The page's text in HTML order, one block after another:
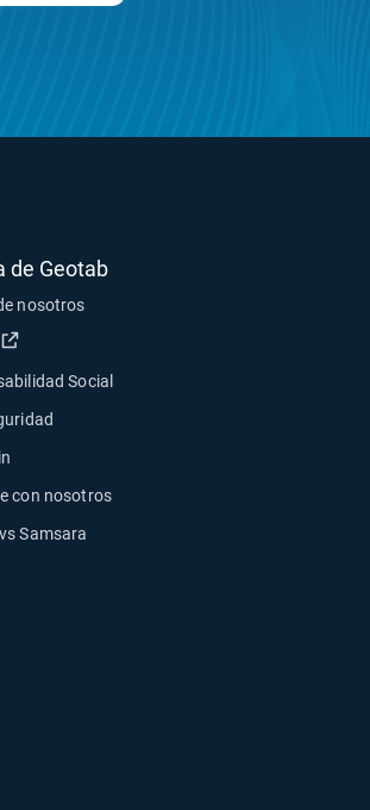
de Geotab
nosotros
Abrir en una nueva ventana
Social
con nosotros
Samsara